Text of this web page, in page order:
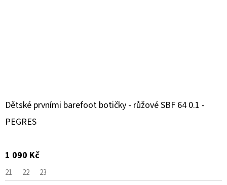
Dětské prvními barefoot botičky - růžové SBF 64 0.1 -
PEGRES
1 090 Kč
21 22 23